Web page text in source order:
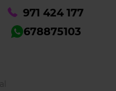
971 424 177
678875103